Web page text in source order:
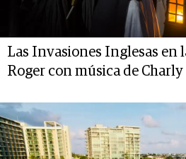
Las Invasiones Inglesas en
Roger con música de Charly